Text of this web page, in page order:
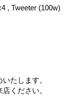
, Tweeter (100w)
たします。
ください。